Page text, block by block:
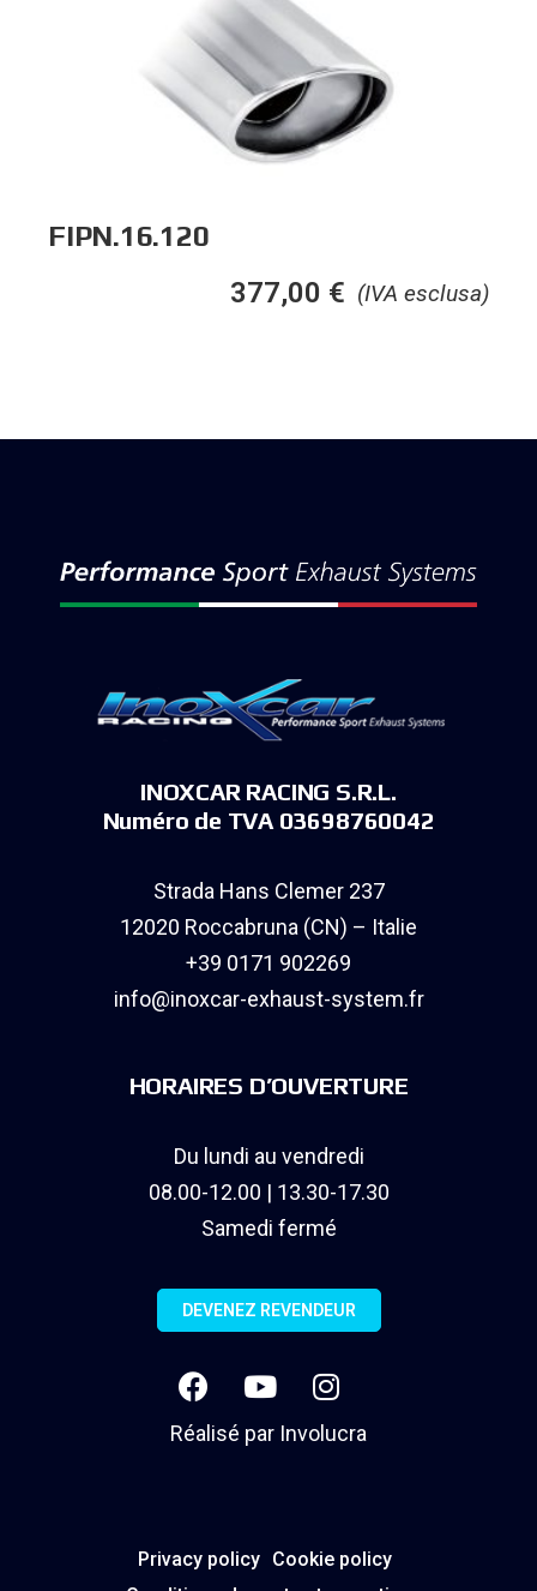
FIPN.16.120
(IVA esclusa)
377,00 €
INOXCAR RACING S.R.L.
Numéro de TVA 03698760042
Strada Hans Clemer 237
12020 Roccabruna (CN) – Italie
+39 0171 902269
info@inoxcar-exhaust-system.fr
HORAIRES D’OUVERTURE
Du lundi au vendredi
08.00-12.00 | 13.30-17.30
Samedi fermé
DEVENEZ REVENDEUR
Réalisé par Involucra
Privacy policy Cookie policy